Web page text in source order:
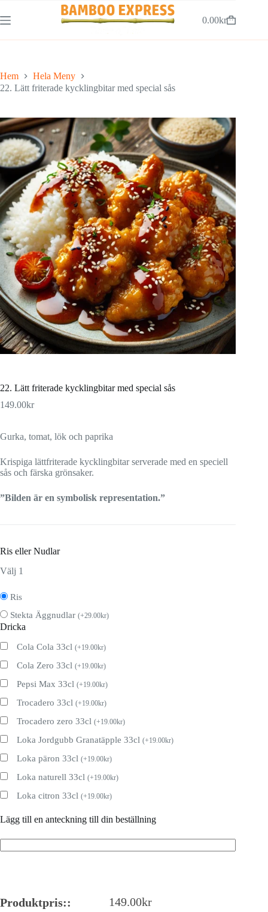
till
innehåll
Varukorg
0.00kr
Hem
Hela Meny
22. Lätt friterade kycklingbitar med special sås
22. Lätt friterade kycklingbitar med special sås
149.00kr
Gurka, tomat, lök och paprika
Krispiga lättfriterade kycklingbitar serverade med en speciell
sås och färska grönsaker.
”Bilden är en symbolisk representation.”
Ris eller Nudlar
Välj 1
Ris
Stekta Äggnudlar (+29.00kr)
Dricka
Cola Cola 33cl (+19.00kr)
Cola Zero 33cl (+19.00kr)
Pepsi Max 33cl (+19.00kr)
Trocadero 33cl (+19.00kr)
Trocadero zero 33cl (+19.00kr)
Loka Jordgubb Granatäpple 33cl (+19.00kr)
Loka päron 33cl (+19.00kr)
Loka naturell 33cl (+19.00kr)
Loka citron 33cl (+19.00kr)
Lägg till en anteckning till din beställning
Produktpris:: 149.00kr